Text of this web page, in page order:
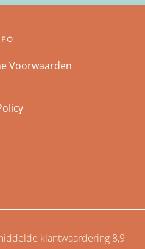
Voorwaarden
klantwaardering 8,9